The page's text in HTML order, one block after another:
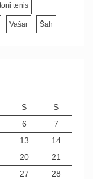
tenis
Vašar Šah
S
S
6
7
13
14
20
21
27
28